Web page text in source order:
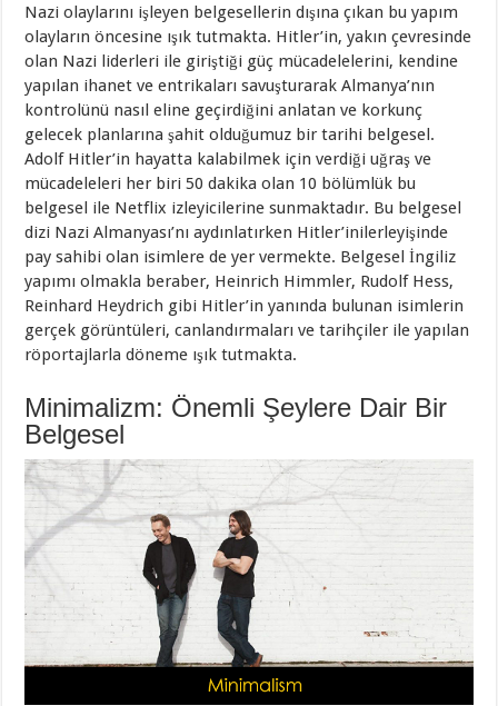
Nazi olaylarını işleyen belgesellerin dışına çıkan bu yapım
olayların öncesine ışık tutmakta. Hitler’in, yakın çevresinde
olan Nazi liderleri ile giriştiği güç mücadelelerini, kendine
yapılan ihanet ve entrikaları savuşturarak Almanya’nın
kontrolünü nasıl eline geçirdiğini anlatan ve korkunç
gelecek planlarına şahit olduğumuz bir tarihi belgesel.
Adolf Hitler’in hayatta kalabilmek için verdiği uğraş ve
mücadeleleri her biri 50 dakika olan 10 bölümlük bu
belgesel ile Netflix izleyicilerine sunmaktadır. Bu belgesel
dizi Nazi Almanyası’nı aydınlatırken Hitler’inilerleyişinde
pay sahibi olan isimlere de yer vermekte. Belgesel İngiliz
yapımı olmakla beraber, Heinrich Himmler, Rudolf Hess,
Reinhard Heydrich gibi Hitler’in yanında bulunan isimlerin
gerçek görüntüleri, canlandırmaları ve tarihçiler ile yapılan
röportajlarla döneme ışık tutmakta.
Minimalizm: Önemli Şeylere Dair Bir
Belgesel